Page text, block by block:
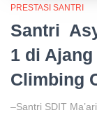
PRESTASI SANTRI
Santri
1 di
Climbing
–Santri SDIT